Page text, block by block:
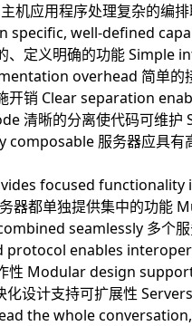
机应用程序处理复杂的编
specific, well-defined
、定义明确的功能 Simple
overhead 简单的
开销 Clear separation
清晰的分离使代码可维护
服务器应具有
focused functionality
器都单独提供集中的功能
seamlessly 多个服
protocol enables
性 Modular design
设计支持可扩展性
the whole